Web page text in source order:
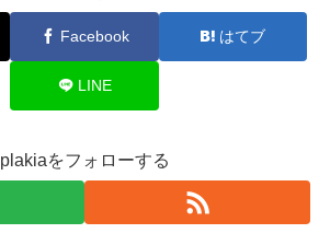
Facebook はてブ
LINE
plakiaをフォローする